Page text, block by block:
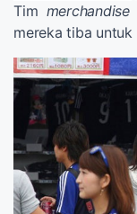
Tim merchandise
mereka tiba